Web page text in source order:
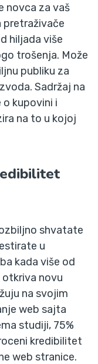
novca za vaš
pretraživače
hiljada više
trošenja. Može
publiku za
Sadržaj na
kupovini i
na to u kojoj
shvatate
u
kada više od
novu
na svojim
web sajta
studiji, 75%
kredibilitet
web stranice.